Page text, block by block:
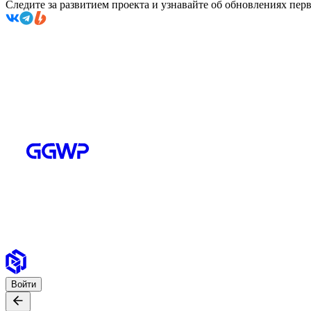
Следите за развитием проекта и узнавайте об обновлениях
Войти